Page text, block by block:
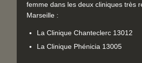
femme dans les deux cliniques très
Marseille :
La Clinique Chanteclerc 13012
La Clinique Phénicia 13005